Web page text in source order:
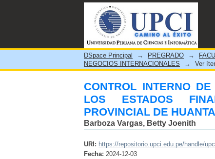
CONTROL INTERNO DE
DE LA MUNICIPALIDAD
DSpace Principal → PREGRADO →
NEGOCIOS INTERNACIONALES
→ Ver
CONTROL INTERNO
LOS ESTADOS
PROVINCIAL DE
Barboza Vargas, Betty Joenith
URI: https://repositorio.upci.edu.pe/handle/
Fecha: 2024-12-03